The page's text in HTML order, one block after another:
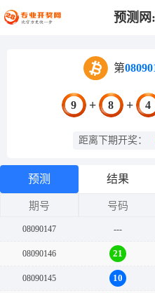
预测网
第
9 + 8 + 4
距离下期开奖：
预测 结果
期号 号码
08090147 ---
08090146 21
08090145 10